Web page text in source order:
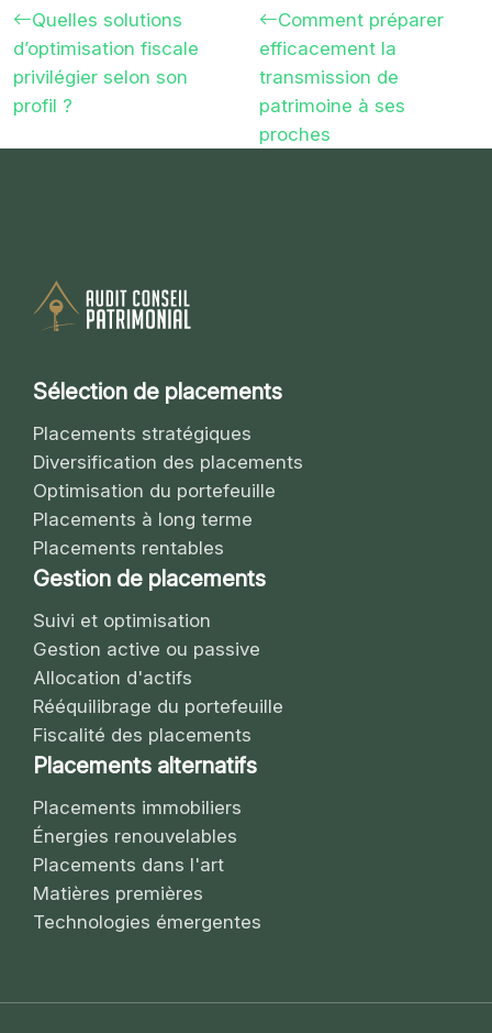
Quelles solutions
d’optimisation fiscale
privilégier selon son
profil ?
Comment préparer
efficacement la
transmission de
patrimoine à ses
proches
Sélection de placements
Placements stratégiques
Diversification des placements
Optimisation du portefeuille
Placements à long terme
Placements rentables
Gestion de placements
Suivi et optimisation
Gestion active ou passive
Allocation d'actifs
Rééquilibrage du portefeuille
Fiscalité des placements
Placements alternatifs
Placements immobiliers
Énergies renouvelables
Placements dans l'art
Matières premières
Technologies émergentes